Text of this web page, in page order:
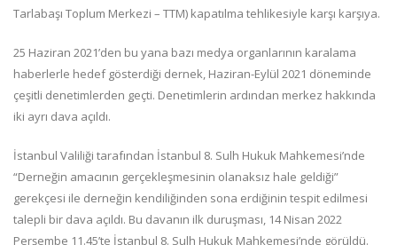
Tarlabaşı Toplum Merkezi – TTM) kapatılma tehlikesiyle karşı karşıya.
25 Haziran 2021’den bu yana bazı medya organlarının karalama
haberlerle hedef gösterdiği dernek, Haziran-Eylül 2021 döneminde
çeşitli denetimlerden geçti. Denetimlerin ardından merkez hakkında
iki ayrı dava açıldı.
İstanbul Valiliği tarafından İstanbul 8. Sulh Hukuk Mahkemesi’nde
“Derneğin amacının gerçekleşmesinin olanaksız hale geldiği”
gerekçesi ile derneğin kendiliğinden sona erdiğinin tespit edilmesi
talepli bir dava açıldı. Bu davanın ilk duruşması, 14 Nisan 2022
Perşembe 11.45’te İstanbul 8. Sulh Hukuk Mahkemesi’nde görüldü.